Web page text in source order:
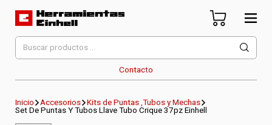
Herramientas Einhell
Distribuidor Oficial
Contacto
Buscar
por:
Inicio Accesorios
Kits de Puntas ,Tubos y Mechas
Set De Puntas Y Tubos Llave Tubo Crique 37pz Einhell